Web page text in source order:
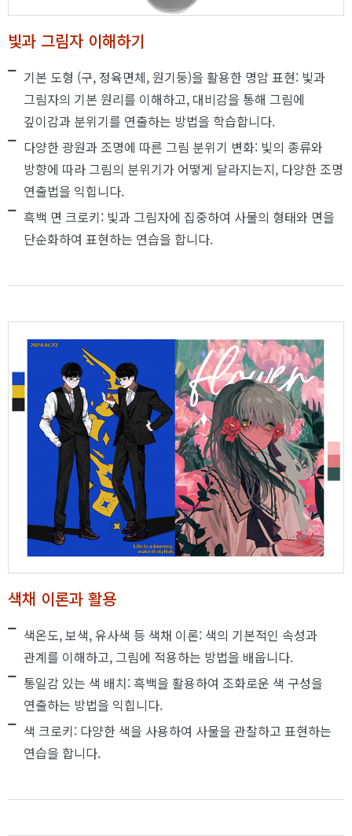
빛과 그림자 이해하기
기본 도형 (구, 정육면체, 원기둥)을 활용한 명암 표현: 빛과
그림자의 기본 원리를 이해하고, 대비감을 통해 그림에
깊이감과 분위기를 연출하는 방법을 학습합니다.
다양한 광원과 조명에 따른 그림 분위기 변화: 빛의 종류와
방향에 따라 그림의 분위기가 어떻게 달라지는지, 다양한 조명
연출법을 익힙니다.
흑백 면 크로키: 빛과 그림자에 집중하여 사물의 형태와 면을
단순화하여 표현하는 연습을 합니다.
색채 이론과 활용
색온도, 보색, 유사색 등 색채 이론: 색의 기본적인 속성과
관계를 이해하고, 그림에 적용하는 방법을 배웁니다.
통일감 있는 색 배치: 흑백을 활용하여 조화로운 색 구성을
연출하는 방법을 익힙니다.
색 크로키: 다양한 색을 사용하여 사물을 관찰하고 표현하는
연습을 합니다.